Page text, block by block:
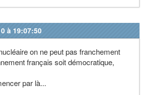
à 19:07:50
on ne peut pas franchement
français soit démocratique,
par là...